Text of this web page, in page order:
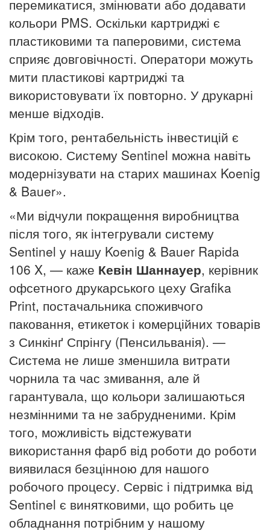
перемикатися, змінювати або додавати
кольори PMS. Оскільки картриджі є
пластиковими та паперовими, система
сприяє довговічності. Оператори можуть
мити пластикові картриджі та
використовувати їх повторно. У друкарні
менше відходів.
Крім того, рентабельність інвестицій є
високою. Систему Sentinel можна навіть
модернізувати на старих машинах Koenig
& Bauer».
«Ми відчули покращення виробництва
після того, як інтегрували систему
Sentinel у нашу Koenig & Bauer Rapida
106 X, — каже Кевін Шаннауер, керівник
офсетного друкарського цеху Grafika
Print, постачальника споживчого
паковання, етикеток і комерційних товарів
з Синкінґ Спрінгу (Пенсильванія). —
Система не лише зменшила витрати
чорнила та час змивання, але й
гарантувала, що кольори залишаються
незмінними та не забрудненими. Крім
того, можливість відстежувати
використання фарб від роботи до роботи
виявилася безцінною для нашого
робочого процесу. Сервіс і підтримка від
Sentinel є винятковими, що робить це
обладнання потрібним у нашому